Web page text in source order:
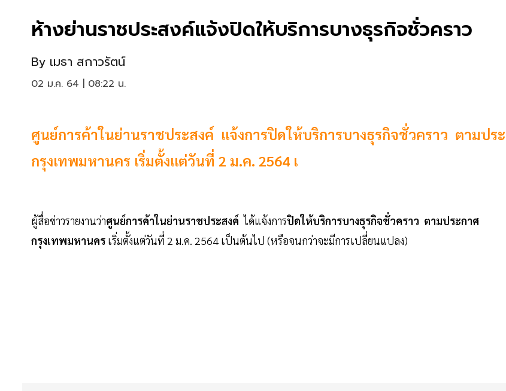
ห้างย่านราชประสงค์แจ้งปิดให้บริการบางธุรกิจชั่วคราว
By เมธา สกาวรัตน์
02 ม.ค. 64 | 08:22 น.
ศูนย์การค้าในย่านราชประสงค์ แจ้งการปิดให้บริการบางธุรกิจชั่วคราว ตามปร
กรุงเทพมหานคร เริ่มตั้งแต่วันที่ 2 ม.ค. 2564 เ
ผู้สื่อข่าวรายงานว่าศูนย์การค้าในย่านราชประสงค์ ได้แจ้งการปิดให้บริการบางธุรกิจชั่วคราว ตามประกาศ
กรุงเทพมหานคร เริ่มตั้งแต่วันที่ 2 ม.ค. 2564 เป็นต้นไป (หรือจนกว่าจะมีการเปลี่ยนแปลง)